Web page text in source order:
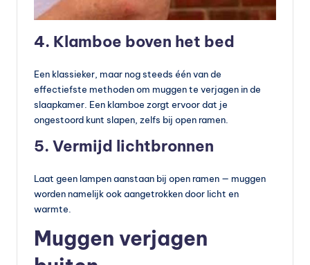
4. Klamboe boven het bed
Een klassieker, maar nog steeds één van de
effectiefste methoden om muggen te verjagen in de
slaapkamer. Een klamboe zorgt ervoor dat je
ongestoord kunt slapen, zelfs bij open ramen.
5. Vermijd lichtbronnen
Laat geen lampen aanstaan bij open ramen — muggen
worden namelijk ook aangetrokken door licht en
warmte.
Muggen verjagen